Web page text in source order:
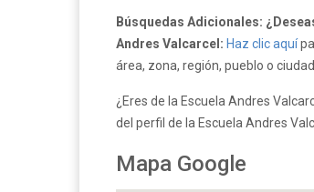
Búsquedas Adicionales:
Andres Valcarcel: Haz clic aquí
área, zona, región, pueblo o
¿Eres de la Escuela Andres
del perfil de la Escuela Andres
Mapa Google